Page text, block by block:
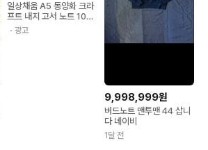
일상채움 A5 동양화 크라
프트 내지 고서 노트 100
・광고
9,998,999원
버드노트 맨투맨 44 삽니
다 네이비
1달 전